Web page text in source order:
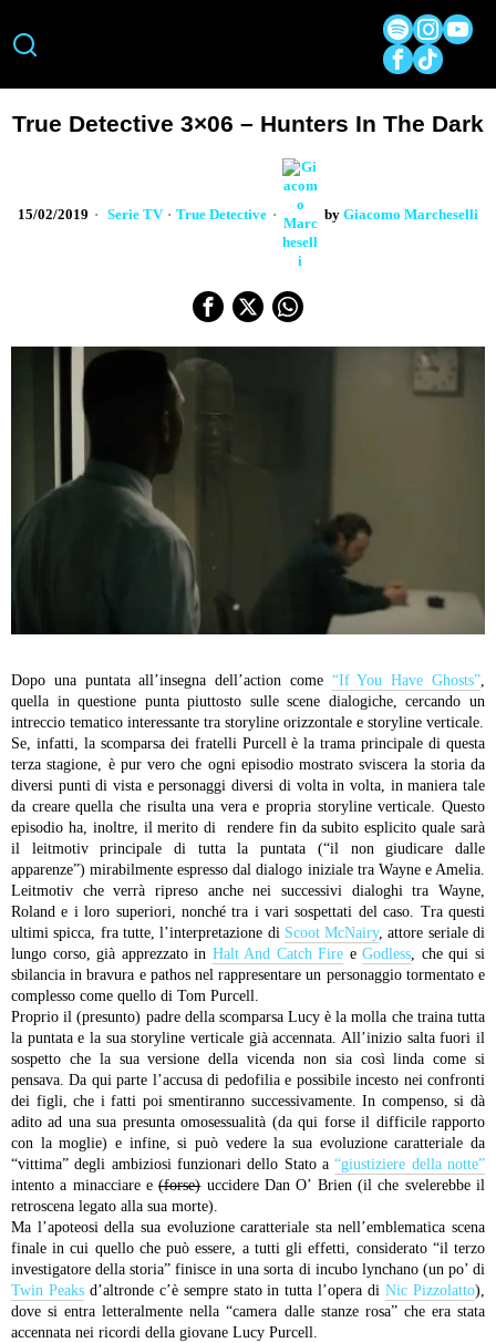
True Detective 3×06 – Hunters In The Dark
15/02/2019 Serie TV · True Detective by Giacomo Marcheselli
Dopo una puntata all’insegna dell’action come “If You Have Ghosts”
quella in questione punta piuttosto sulle scene dialogiche, cercando un
intreccio tematico interessante tra storyline orizzontale e storyline verticale.
Se, infatti, la scomparsa dei fratelli Purcell è la trama principale di questa
terza stagione, è pur vero che ogni episodio mostrato sviscera la storia da
diversi punti di vista e personaggi diversi di volta in volta, in maniera tale
da creare quella che risulta una vera e propria storyline verticale.
Questo
episodio ha, inoltre, il merito di rendere fin da subito esplicito quale sarà
il leitmotiv principale di tutta la puntata (“il non giudicare dalle
apparenze”) mirabilmente espresso dal dialogo iniziale tra Wayne e Amelia.
Leitmotiv che verrà ripreso anche nei successivi dialoghi tra Wayne,
Roland e i loro superiori, nonché tra i vari sospettati del caso.
Tra questi
ultimi spicca, fra tutte, l’interpretazione di Scoot McNairy, attore seriale di
lungo corso, già apprezzato in Halt And Catch Fire eGodless , che qui si
sbilancia in bravura e pathos nel rappresentare un personaggio tormentato e
complesso come quello di Tom Purcell.
Proprio il (presunto) padre della scomparsa Lucy è la molla che traina tutta
la puntata e la sua storyline verticale già accennata. All’inizio salta fuori il
sospetto che la sua versione della vicenda non sia così linda come si
pensava. Da qui parte l’accusa di pedofilia e possibile incesto nei confronti
dei figli, che i fatti poi smentiranno successivamente. In compenso, si dà
adito ad una sua presunta omosessualità (da qui forse il difficile rapporto
con la moglie) e infine, si può vedere la sua evoluzione caratteriale da
“vittima” degli ambiziosi funzionari dello Stato a“giustiziere della notte”
intento a minacciare e(forse)uccidere Dan O’ Brien (il che svelerebbe il
retroscena legato alla sua morte).
Ma l’apoteosi della sua evoluzione caratteriale sta nell’emblematica scena
finale in cui quello che può essere, a tutti gli effetti, considerato “il terzo
investigatore della storia” finisce in una sorta di incubo lynchano (un po’ di
Twin Peaksd’altronde c’è sempre stato in tutta l’opera diNic Pizzolatto),
dove si entra letteralmente nella “camera dalle stanze rosa” che era stata
accennata nei ricordi della giovane Lucy Purcell.